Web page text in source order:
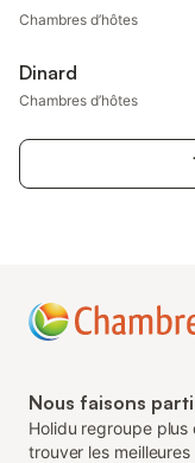
Chambres d’hôtes
Dinard
Chambres d’hôtes
Nous faisons
Holidu regroupe
trouver les